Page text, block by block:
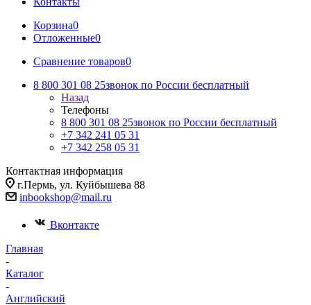
Корзина0
Отложенные0
Сравнение товаров0
8 800 301 08 25звонок по России бесплатный
Назад
Телефоны
8 800 301 08 25звонок по России бесплатный
+7 342 241 05 31
+7 342 258 05 31
Контактная информация
г.Пермь, ул. Куйбышева 88
inbookshop@mail.ru
Вконтакте
Главная
-
Каталог
-
Английский